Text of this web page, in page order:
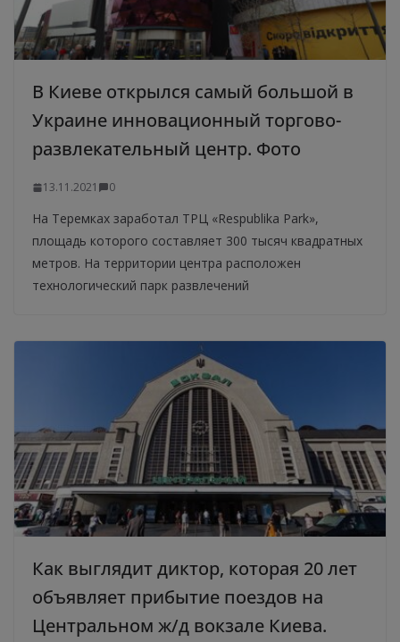
В Киеве открылся самый большой в
Украине инновационный торгово-
развлекательный центр. Фото
13.11.2021 0
На Теремках заработал ТРЦ «Respublika Park»,
площадь которого составляет 300 тысяч квадратных
метров. На территории центра расположен
технологический парк развлечений
Как выглядит диктор, которая 20 лет
объявляет прибытие поездов на
Центральном ж/д вокзале Киева.